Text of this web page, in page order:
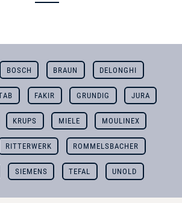
BOSCH BRAUN DELONGHI
FAKIR GRUNDIG JURA
KRUPS MIELE MOULINEX
RITTERWERK ROMMELSBACHER
SIEMENS TEFAL UNOLD